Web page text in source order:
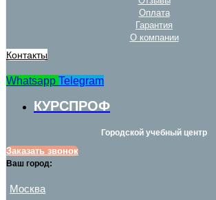
Оплата
Гарантия
О компании
Контакты
Whatsapp Telegram
КУРСПРОФ
Городской учебный центр
Заказать звонок
Ваш город:
Москва